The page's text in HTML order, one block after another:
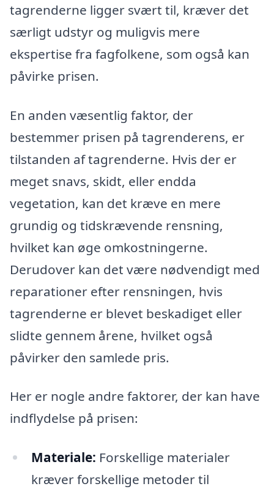
tagrenderne ligger svært til, kræver det
særligt udstyr og muligvis mere
ekspertise fra fagfolkene, som også kan
påvirke prisen.
En anden væsentlig faktor, der
bestemmer prisen på tagrenderens, er
tilstanden af tagrenderne. Hvis der er
meget snavs, skidt, eller endda
vegetation, kan det kræve en mere
grundig og tidskrævende rensning,
hvilket kan øge omkostningerne.
Derudover kan det være nødvendigt med
reparationer efter rensningen, hvis
tagrenderne er blevet beskadiget eller
slidte gennem årene, hvilket også
påvirker den samlede pris.
Her er nogle andre faktorer, der kan have
indflydelse på prisen:
Materiale: Forskellige materialer
kræver forskellige metoder til